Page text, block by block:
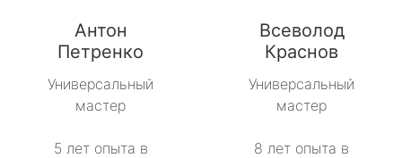
Антон
Петренко
Универсальный
мастер
5 лет опыта в
Всеволод
Краснов
Универсальный
мастер
8 лет опыта в